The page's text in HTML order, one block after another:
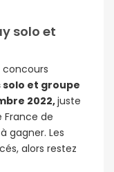
solo et
concours
solo et groupe
2022,juste
France de
gagner. Les
alors restez